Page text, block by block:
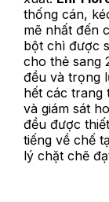
thống cán,
mẽ nhất đến
bột chì được
cho thẻ sang
đều và trọng
hết các trang
và giám sát
đều được
tiếng về chế
lý chặt chẽ